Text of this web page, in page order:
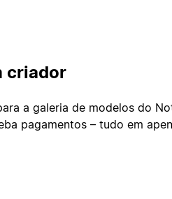
criador
a galeria de modelos do
pagamentos – tudo em